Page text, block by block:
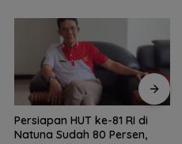
Persiapan HUT ke-81 RI di
Natuna Sudah 80 Persen,